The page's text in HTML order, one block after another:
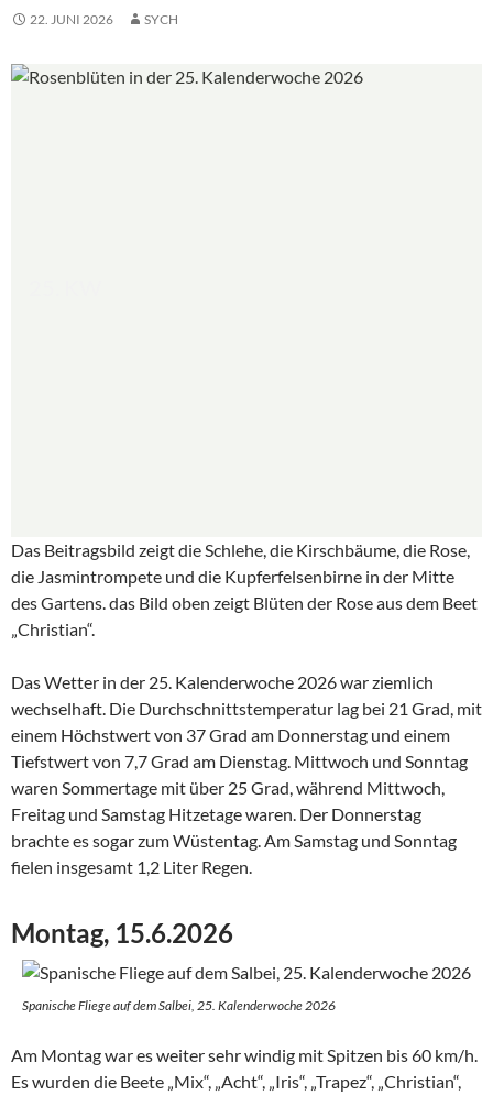
22. JUNI 2026 SYCH
Das Beitragsbild zeigt die Schlehe, die Kirschbäume, die Rose,
die Jasmintrompete und die Kupferfelsenbirne in der Mitte
des Gartens. das Bild oben zeigt Blüten der Rose aus dem Beet
„Christian“.
Das Wetter in der 25. Kalenderwoche 2026 war ziemlich
wechselhaft. Die Durchschnittstemperatur lag bei 21 Grad, mit
einem Höchstwert von 37 Grad am Donnerstag und einem
Tiefstwert von 7,7 Grad am Dienstag. Mittwoch und Sonntag
waren Sommertage mit über 25 Grad, während Mittwoch,
Freitag und Samstag Hitzetage waren. Der Donnerstag
brachte es sogar zum Wüstentag. Am Samstag und Sonntag
fielen insgesamt 1,2 Liter Regen.
Montag, 15.6.2026
Spanische Fliege auf dem Salbei, 25. Kalenderwoche 2026
Am Montag war es weiter sehr windig mit Spitzen bis 60 km/h.
Es wurden die Beete „Mix“, „Acht“, „Iris“, „Trapez“, „Christian“,